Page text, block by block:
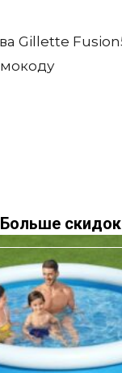
Больше скидок